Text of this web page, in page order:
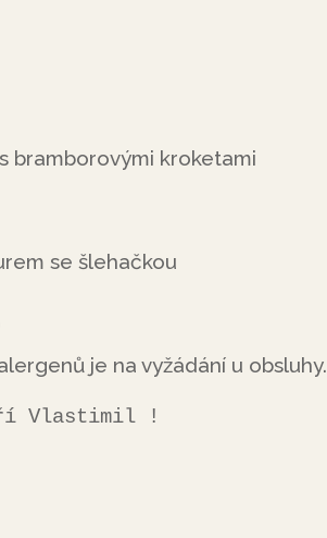
bramborovými kroketami
se šlehačkou
je na vyžádání u obsluhy.
Dnes Vám vaří Vlastimil !